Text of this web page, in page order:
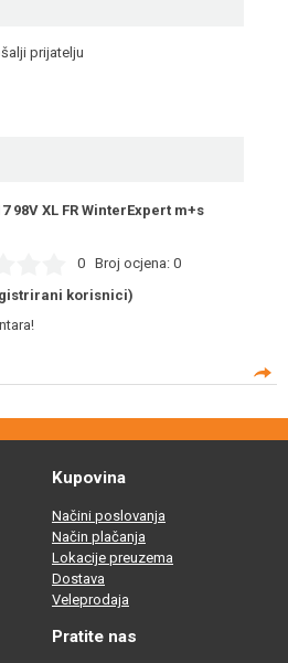
prijatelju
98V XL FR WinterExpert m+s
0 Broj ocjena: 0
korisnici)
Kupovina
Načini poslovanja
Način plačanja
Lokacije preuzema
Dostava
Veleprodaja
Pratite nas